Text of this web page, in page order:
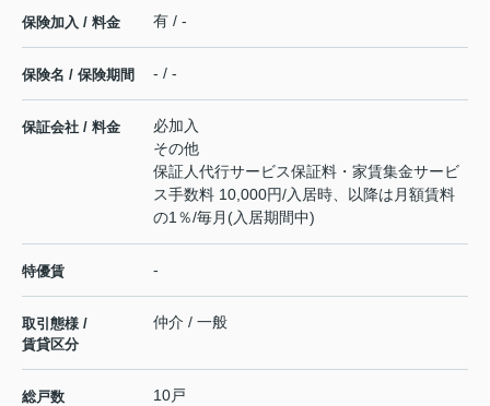
保険加入 / 料金 有 / -
保険名 / 保険期間 - / -
保証会社 / 料金
必加入
その他
保証人代行サービス保証料・家賃集金サービ
ス手数料 10,000円/入居時、以降は月額賃料
の1％/毎月(入居期間中)
特優賃 -
取引態様 /
賃貸区分
仲介 / 一般
総戸数 10戸